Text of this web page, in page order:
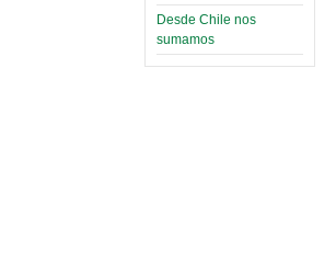
Desde Chile nos
sumamos